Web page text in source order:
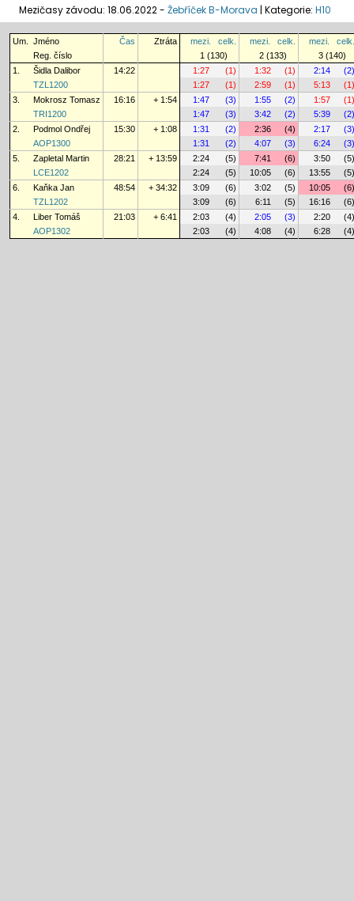
Mezičasy závodu: 18.06.2022 - Žebříček B-Morava | Kategorie: H10
Um. Jméno Čas Ztráta mezi. celk. mezi. celk. mezi.
celk.
Reg. číslo
1 (130) 2 (133)
3 (140)
1.
Šidla Dalibor 14:22 1:27 (1) 1:32 (1) 2:14
(2)
TZL1200
1:27 (1) 2:59 (1) 5:13
(1)
3.
Mokrosz Tomasz 16:16 + 1:54 1:47 (3) 1:55 (2) 1:57
(1)
TRI1200
1:47 (3) 3:42 (2) 5:39
(2)
2.
Podmol Ondřej 15:30 + 1:08 1:31 (2) 2:36 (4) 2:17
(3)
AOP1300
1:31 (2) 4:07 (3) 6:24
(3)
5.
Zapletal Martin 28:21 + 13:59 2:24 (5) 7:41 (6) 3:50
(5)
LCE1202
2:24 (5) 10:05 (6) 13:55
(5)
6.
Kaňka Jan 48:54 + 34:32 3:09 (6) 3:02 (5) 10:05
(6)
TZL1202
3:09 (6) 6:11 (5) 16:16
(6)
4.
Liber Tomáš 21:03 + 6:41 2:03 (4) 2:05 (3) 2:20
(4)
AOP1302
2:03 (4) 4:08 (4) 6:28 (4)